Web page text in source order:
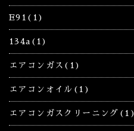
E91(1)
134a(1)
エアコンガス(1)
エアコンオイル(1)
エアコンガスクリーニング(1)